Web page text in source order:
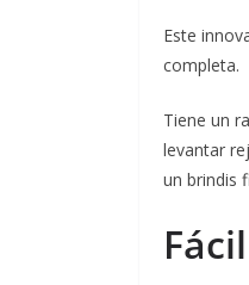
Este
completa.
Tiene un
levantar
un brindis